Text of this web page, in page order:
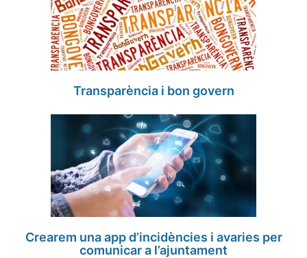
Transparència i bon govern
Crearem una app d’incidències i avaries per
comunicar a l’ajuntament